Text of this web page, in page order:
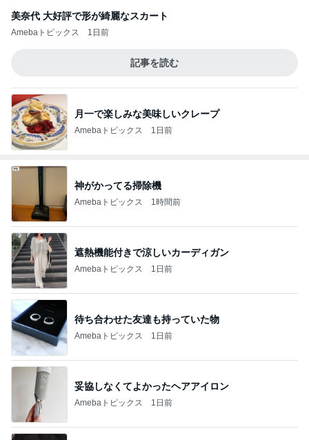
美奈代 大好評で形が綺麗なスカート
Amebaトピックス 1日前
記事を読む
月一で楽しみな美味しいクレープ
Amebaトピックス 1日前
神がかってる掃除機
Amebaトピックス 1時間前
遮熱機能付きで涼しいカーディガン
Amebaトピックス 1日前
待ち合わせた友達も持っていた物
Amebaトピックス 1日前
妥協しなくてよかったヘアアイロン
Amebaトピックス 1日前